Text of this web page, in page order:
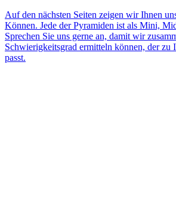
Auf den nächsten Seiten zeigen wir Ihnen
Können. Jede der Pyramiden ist als Mini,
Sprechen Sie uns gerne an, damit wir
Schwierigkeitsgrad ermitteln können, der zu
passt.